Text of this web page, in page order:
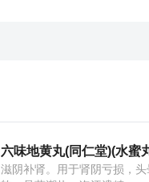
六味地黄丸(同仁堂)(水蜜
滋阴补肾。用于肾阴亏损，